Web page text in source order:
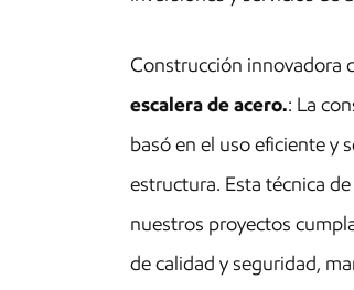
Construcción innovadora
escalera de acero.: La
basó en el uso eficiente y
estructura. Esta técnica
nuestros proyectos
de calidad y seguridad,